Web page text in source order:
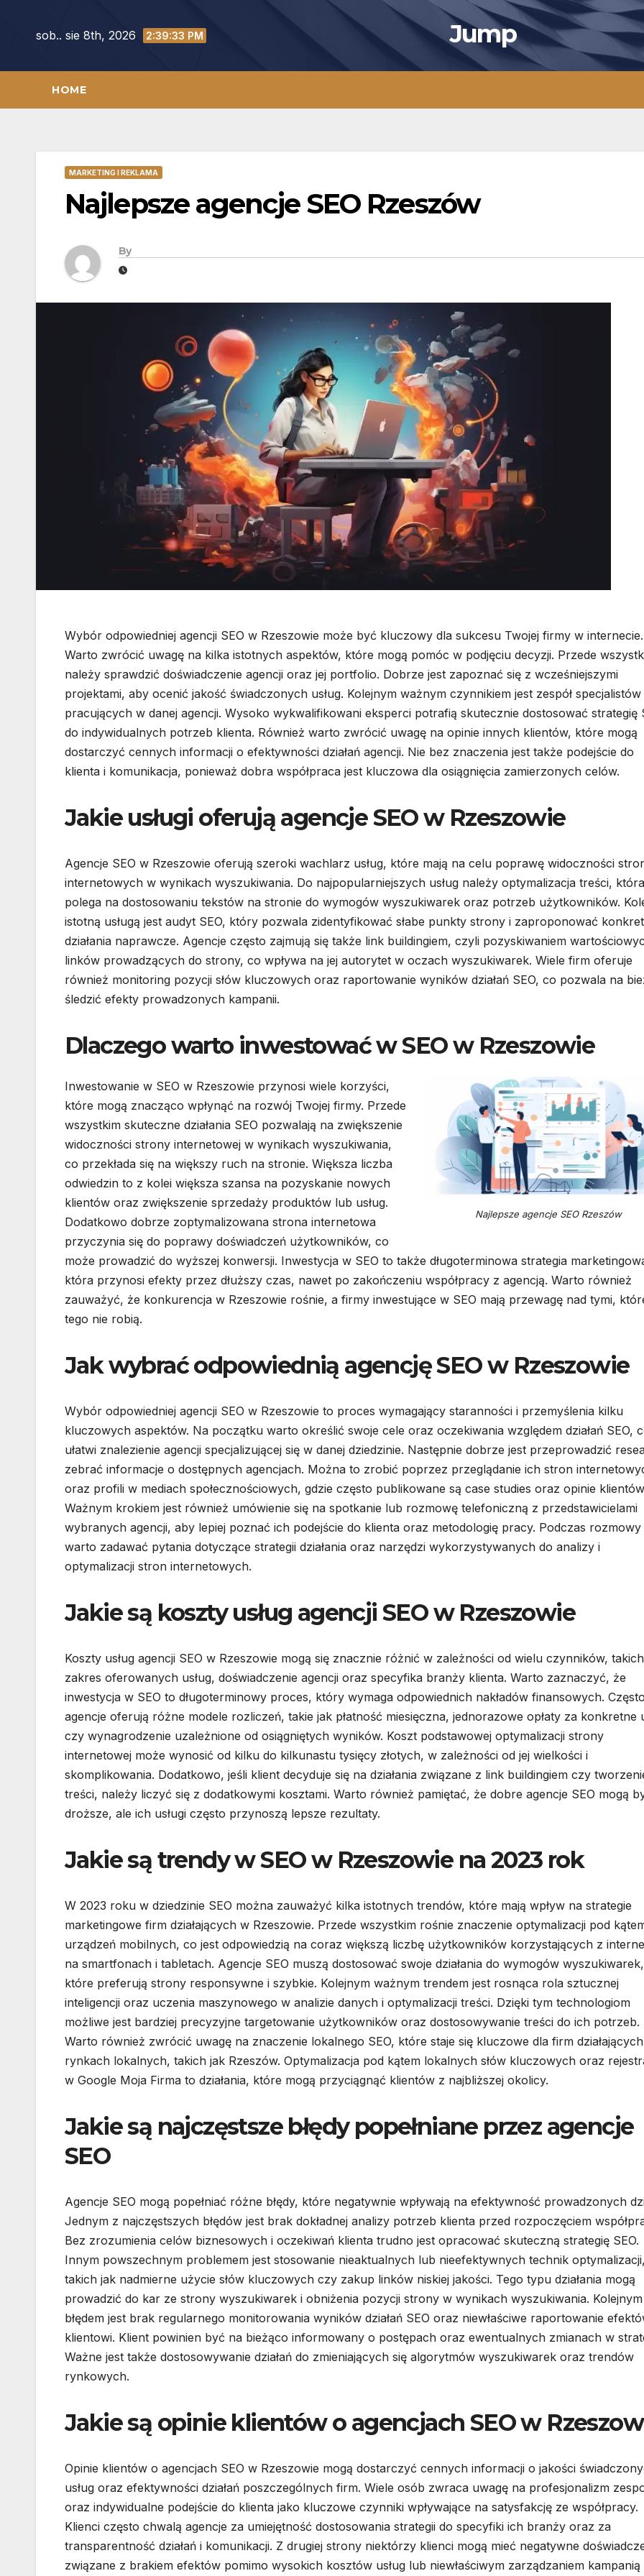
sob.. sie 8th, 2026 2:39:34 PM Jump
HOME
MARKETING I REKLAMA
Najlepsze agencje SEO Rzeszów
By
Wybór odpowiedniej agencji SEO w Rzeszowie może być kluczowy dla sukcesu Twojej firmy w internecie.
Warto zwrócić uwagę na kilka istotnych aspektów, które mogą pomóc w podjęciu decyzji. Przede
należy sprawdzić doświadczenie agencji oraz jej portfolio. Dobrze jest zapoznać się z wcześniejszymi
projektami, aby ocenić jakość świadczonych usług. Kolejnym ważnym czynnikiem jest zespół specjalistów
pracujących w danej agencji. Wysoko wykwalifikowani eksperci potrafią skutecznie dostosować strategię
do indywidualnych potrzeb klienta. Również warto zwrócić uwagę na opinie innych klientów, które mogą
dostarczyć cennych informacji o efektywności działań agencji. Nie bez znaczenia jest także podejście do
klienta i komunikacja, ponieważ dobra współpraca jest kluczowa dla osiągnięcia zamierzonych celów.
Jakie usługi oferują agencje SEO w Rzeszowie
Agencje SEO w Rzeszowie oferują szeroki wachlarz usług, które mają na celu poprawę widoczności
internetowych w wynikach wyszukiwania. Do najpopularniejszych usług należy optymalizacja treści, która
polega na dostosowaniu tekstów na stronie do wymogów wyszukiwarek oraz potrzeb użytkowników.
istotną usługą jest audyt SEO, który pozwala zidentyfikować słabe punkty strony i zaproponować
działania naprawcze. Agencje często zajmują się także link buildingiem, czyli pozyskiwaniem
linków prowadzących do strony, co wpływa na jej autorytet w oczach wyszukiwarek. Wiele firm oferuje
również monitoring pozycji słów kluczowych oraz raportowanie wyników działań SEO, co pozwala na
śledzić efekty prowadzonych kampanii.
Dlaczego warto inwestować w SEO w Rzeszowie
Najlepsze agencje SEO Rzeszów
Inwestowanie w SEO w Rzeszowie przynosi wiele korzyści,
które mogą znacząco wpłynąć na rozwój Twojej firmy. Przede
wszystkim skuteczne działania SEO pozwalają na zwiększenie
widoczności strony internetowej w wynikach wyszukiwania,
co przekłada się na większy ruch na stronie. Większa liczba
odwiedzin to z kolei większa szansa na pozyskanie nowych
klientów oraz zwiększenie sprzedaży produktów lub usług.
Dodatkowo dobrze zoptymalizowana strona internetowa
przyczynia się do poprawy doświadczeń użytkowników, co
może prowadzić do wyższej konwersji. Inwestycja w SEO to także długoterminowa strategia
która przynosi efekty przez dłuższy czas, nawet po zakończeniu współpracy z agencją. Warto również
zauważyć, że konkurencja w Rzeszowie rośnie, a firmy inwestujące w SEO mają przewagę nad tymi,
tego nie robią.
Jak wybrać odpowiednią agencję SEO w Rzeszowie
Wybór odpowiedniej agencji SEO w Rzeszowie to proces wymagający staranności i przemyślenia kilku
kluczowych aspektów. Na początku warto określić swoje cele oraz oczekiwania względem działań SEO,
ułatwi znalezienie agencji specjalizującej się w danej dziedzinie. Następnie dobrze jest przeprowadzić
zebrać informacje o dostępnych agencjach. Można to zrobić poprzez przeglądanie ich stron
oraz profili w mediach społecznościowych, gdzie często publikowane są case studies oraz opinie
Ważnym krokiem jest również umówienie się na spotkanie lub rozmowę telefoniczną z przedstawicielami
wybranych agencji, aby lepiej poznać ich podejście do klienta oraz metodologię pracy. Podczas rozmowy
warto zadawać pytania dotyczące strategii działania oraz narzędzi wykorzystywanych do analizy i
optymalizacji stron internetowych.
Jakie są koszty usług agencji SEO w Rzeszowie
Koszty usług agencji SEO w Rzeszowie mogą się znacznie różnić w zależności od wielu czynników,
zakres oferowanych usług, doświadczenie agencji oraz specyfika branży klienta. Warto zaznaczyć, że
inwestycja w SEO to długoterminowy proces, który wymaga odpowiednich nakładów finansowych. Często
agencje oferują różne modele rozliczeń, takie jak płatność miesięczna, jednorazowe opłaty za konkretne
czy wynagrodzenie uzależnione od osiągniętych wyników. Koszt podstawowej optymalizacji strony
internetowej może wynosić od kilku do kilkunastu tysięcy złotych, w zależności od jej wielkości i
skomplikowania. Dodatkowo, jeśli klient decyduje się na działania związane z link buildingiem czy
treści, należy liczyć się z dodatkowymi kosztami. Warto również pamiętać, że dobre agencje SEO mogą
droższe, ale ich usługi często przynoszą lepsze rezultaty.
Jakie są trendy w SEO w Rzeszowie na 2023 rok
W 2023 roku w dziedzinie SEO można zauważyć kilka istotnych trendów, które mają wpływ na strategie
marketingowe firm działających w Rzeszowie. Przede wszystkim rośnie znaczenie optymalizacji pod
urządzeń mobilnych, co jest odpowiedzią na coraz większą liczbę użytkowników korzystających z
na smartfonach i tabletach. Agencje SEO muszą dostosować swoje działania do wymogów wyszukiwarek,
które preferują strony responsywne i szybkie. Kolejnym ważnym trendem jest rosnąca rola sztucznej
inteligencji oraz uczenia maszynowego w analizie danych i optymalizacji treści. Dzięki tym technologiom
możliwe jest bardziej precyzyjne targetowanie użytkowników oraz dostosowywanie treści do ich potrzeb.
Warto również zwrócić uwagę na znaczenie lokalnego SEO, które staje się kluczowe dla firm
rynkach lokalnych, takich jak Rzeszów. Optymalizacja pod kątem lokalnych słów kluczowych oraz
w Google Moja Firma to działania, które mogą przyciągnąć klientów z najbliższej okolicy.
Jakie są najczęstsze błędy popełniane przez agencje
SEO
Agencje SEO mogą popełniać różne błędy, które negatywnie wpływają na efektywność prowadzonych
Jednym z najczęstszych błędów jest brak dokładnej analizy potrzeb klienta przed rozpoczęciem
Bez zrozumienia celów biznesowych i oczekiwań klienta trudno jest opracować skuteczną strategię SEO.
Innym powszechnym problemem jest stosowanie nieaktualnych lub nieefektywnych technik optymalizacji,
takich jak nadmierne użycie słów kluczowych czy zakup linków niskiej jakości. Tego typu działania mogą
prowadzić do kar ze strony wyszukiwarek i obniżenia pozycji strony w wynikach wyszukiwania. Kolejnym
błędem jest brak regularnego monitorowania wyników działań SEO oraz niewłaściwe raportowanie
klientowi. Klient powinien być na bieżąco informowany o postępach oraz ewentualnych zmianach w
Ważne jest także dostosowywanie działań do zmieniających się algorytmów wyszukiwarek oraz trendów
rynkowych.
Jakie są opinie klientów o agencjach SEO w
Opinie klientów o agencjach SEO w Rzeszowie mogą dostarczyć cennych informacji o jakości
usług oraz efektywności działań poszczególnych firm. Wiele osób zwraca uwagę na profesjonalizm
oraz indywidualne podejście do klienta jako kluczowe czynniki wpływające na satysfakcję ze współpracy.
Klienci często chwalą agencje za umiejętność dostosowania strategii do specyfiki ich branży oraz za
transparentność działań i komunikacji. Z drugiej strony niektórzy klienci mogą mieć negatywne
związane z brakiem efektów pomimo wysokich kosztów usług lub niewłaściwym zarządzaniem kampanią